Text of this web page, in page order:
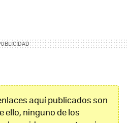
aquí publicados son
ello, ninguno de los